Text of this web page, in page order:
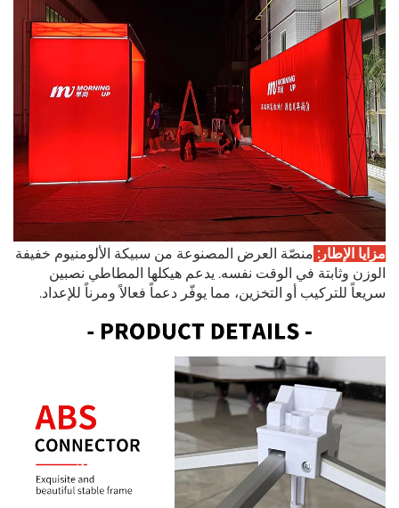
مزايا الإطار: منصّة العرض المصنوعة من سبيكة الألومنيوم خفيفة
الوزن وثابتة في الوقت نفسه. يدعم هيكلها المطاطي نصبين
سريعاً للتركيب أو التخزين، مما يوفّر دعماً فعالاً ومرناً للإعداد.